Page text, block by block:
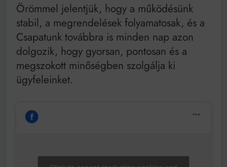
Örömmel jelentjük, hogy a működésünk
stabil, a megrendelések folyamatosak, és a
Csapatunk továbbra is minden nap azon
dolgozik, hogy gyorsan, pontosan és a
megszokott minőségben szolgálja ki
ügyfeleinket.